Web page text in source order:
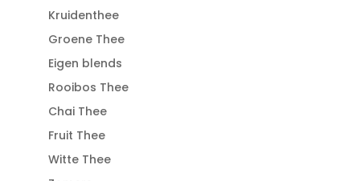
Kruidenthee
Groene Thee
Eigen blends
Rooibos Thee
Chai Thee
Fruit Thee
Witte Thee